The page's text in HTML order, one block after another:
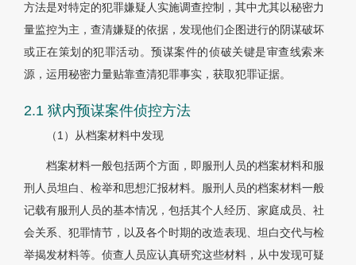
方法是对特定的犯罪嫌疑人实施调查控制，其中尤其以秘密力
量监控为主，查清嫌疑的依据，发现他们企图进行的阴谋破坏
或正在策划的犯罪活动。预谋案件的侦破关键是审查线索来
源，运用秘密力量贴靠查清犯罪事实，获取犯罪证据。
2.1 狱内预谋案件侦控方法
（1）从档案材料中发现
档案材料一般包括两个方面，即服刑人员的档案材料和服
刑人员坦白、检举和思想汇报材料。服刑人员的档案材料一般
记载有服刑人员的基本情况，包括其个人经历、家庭成员、社
会关系、犯罪情节，以及各个时期的改造表现、坦白交代与检
举揭发材料等。侦查人员应认真研究这些材料，从中发现可疑